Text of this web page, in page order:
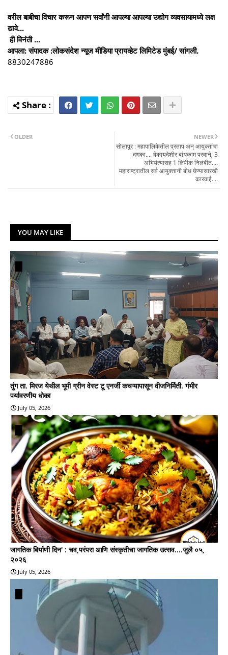
वरील बाबीचा विचार करून आपण सर्वांनी आपल्या आपल्या उद्योग व्यवसायामध्ये लक्ष
द्यावे...
ही विनंती ...
आपला: संपादक :लोकसंदेश न्यूज मीडिया प्रायव्हेट लिमिटेड मुंबई/ सांगली.
8830247886
NEWER
सोलापूर : महापालिकेतील प्रताप अन्‌ आयुक्तांचा
दणका.... बेकायदेशीर बांधकाम परवाने; 3
अभियंत्यासह 1 लिपीक निलंबीत....
महाराष्ट्रातील सर्व आयुक्तानी बोध घेण्यासारखी
कारवाई....
OLDER
YOU MAY LIKE
तुंग ता. मिरज येथील भूमी ग्रीन वेस्ट टू एनर्जी कचऱ्यापासून वीजनिर्मिती. गंभीर
पर्यावरणीय धोका
July 05, 2026
जागतिक बिर्याणी दिन' : चव,परंपरा आणि संस्कृतीचा जागतिक उत्सव....जुलै ०५,
२०२६
July 05, 2026